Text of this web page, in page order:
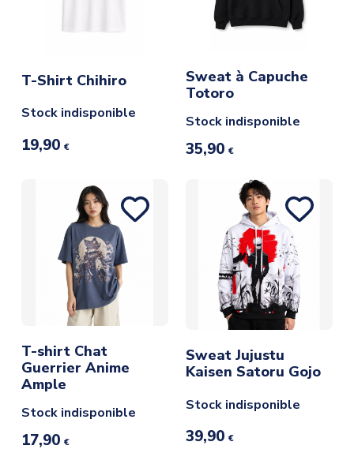
T-Shirt Chihiro
Stock indisponible
19,90 €
Sweat à Capuche
Totoro
Stock indisponible
35,90 €
T-shirt Chat
Guerrier Anime
Ample
Stock indisponible
17,90 €
Sweat Jujustu
Kaisen Satoru Gojo
Stock indisponible
39,90 €